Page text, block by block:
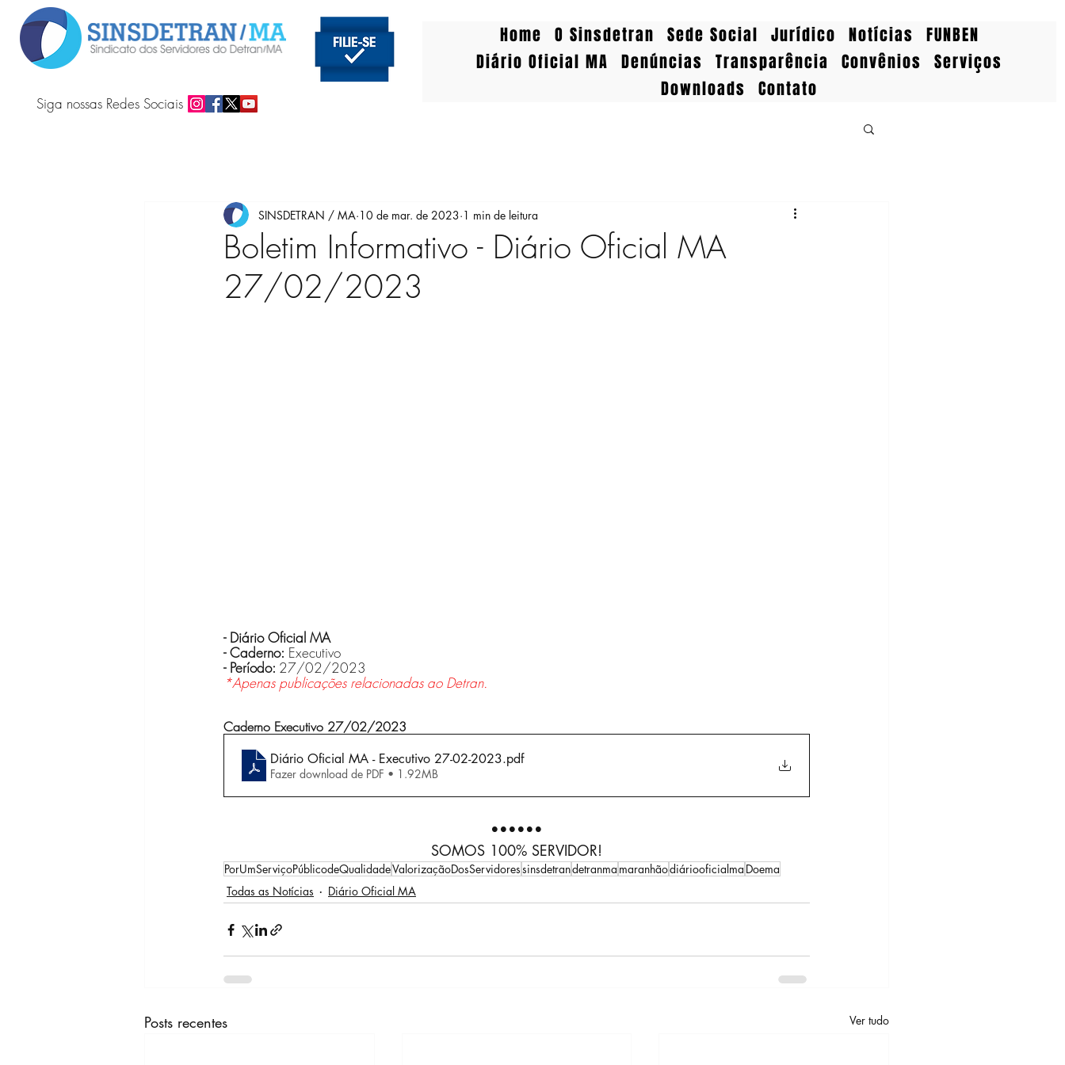
Siga nossas Redes Sociais
Home O Sinsdetran Sede Social Jurídico Notícias
FUNBEN
Diário Oficial MA Denúncias Transparência Convênios
Serviços
Downloads
Contato
Boletim Informativo - Diário Oficial MA
27/02/2023
SINSDETRAN / MA 10 de mar. de 2023 1 min de leitura
- Diário Oficial MA
- Caderno: Executivo
- Período: 27/02/2023
*Apenas publicações relacionadas ao Detran.
Caderno Executivo 27/02/2023
Diário Oficial MA - Executivo 27-02-2023.pdf
Fazer download de PDF • 1.92MB
••••••
SOMOS 100% SERVIDOR!
PorUmServiçoPúblicodeQualidadeValorizaçãoDosServidoressinsdetrandetranma maranhãodiáriooficialma Doema
Todas as Notícias
Diário Oficial MA
Posts recentes Ver tudo